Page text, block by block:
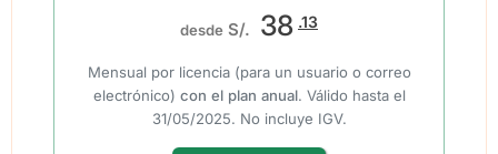
desde S/. 38 .13
Mensual por licencia (para un usuario o correo
electrónico) con el plan anual. Válido hasta el
31/05/2025. No incluye IGV.